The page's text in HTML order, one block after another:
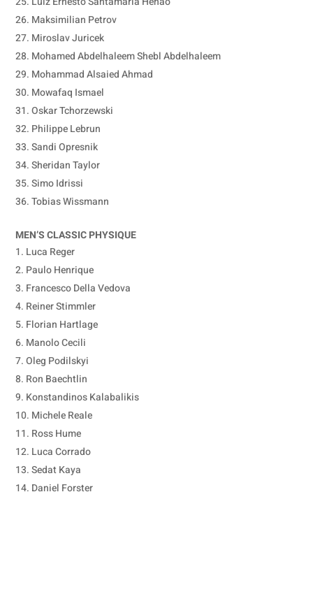
Maksimilian Petrov
Miroslav Juricek
Mohamed Abdelhaleem Shebl Abdelhaleem
Mohammad Alsaied Ahmad
Mowafaq Ismael
Oskar Tchorzewski
Philippe Lebrun
Sandi Opresnik
Sheridan Taylor
Simo Idrissi
Tobias Wissmann
MEN’S CLASSIC PHYSIQUE
Luca Reger
Paulo Henrique
Francesco Della Vedova
Reiner Stimmler
Florian Hartlage
Manolo Cecili
Oleg Podilskyi
Ron Baechtlin
Konstandinos Kalabalikis
Michele Reale
Ross Hume
Luca Corrado
Sedat Kaya
Daniel Forster